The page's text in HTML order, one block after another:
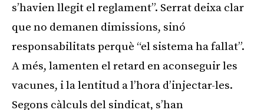
s’havien llegit el reglament”. Serrat deixa clar
que no demanen dimissions, sinó
responsabilitats perquè “el sistema ha fallat”.
A més, lamenten el retard en aconseguir les
vacunes, i la lentitud a l’hora d’injectar-les.
Segons càlculs del sindicat, s’han